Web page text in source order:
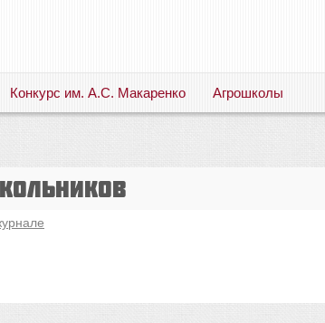
Конкурс им. А.С. Макаренко Агрошколы